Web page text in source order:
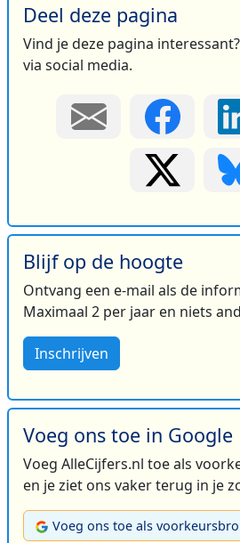
Deel deze pagina
Vind je deze pagina
via social media.
Blijf op de hoogte
Ontvang een e-mail als de
Maximaal 2 per jaar en niets
Inschrijven
Voeg ons toe in Google
Voeg AlleCijfers.nl toe als
en je ziet ons vaker terug in je
Voeg ons toe als